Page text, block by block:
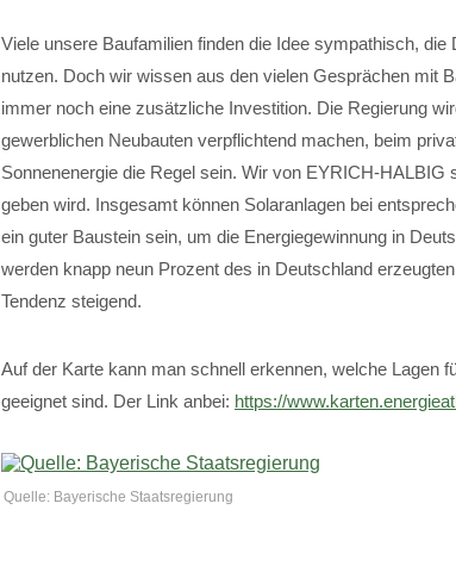
Viele unsere Baufamilien finden die Idee sympathisch,
nutzen. Doch wir wissen aus den vielen Gesprächen mit
immer noch eine zusätzliche Investition. Die Regierung
gewerblichen Neubauten verpflichtend machen, beim
Sonnenenergie die Regel sein. Wir von EYRICH-HALBIG
geben wird. Insgesamt können Solaranlagen bei
ein guter Baustein sein, um die Energiegewinnung in
werden knapp neun Prozent des in Deutschland
Tendenz steigend.
Auf der Karte kann man schnell erkennen, welche Lagen
geeignet sind. Der Link anbei: https://
Quelle: Bayerische Staatsregierung